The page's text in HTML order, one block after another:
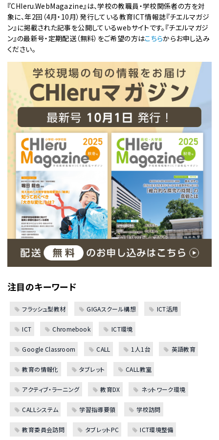
『CHIeru.WebMagazine』は、学校の教職員・学校関係者の方を対
象に、年2回（4月・10月）発行している教育ICT情報誌『チエルマガジ
ン』に掲載された記事を公開しているwebサイトです。『チエルマガジ
ン』の最新号・定期配送（無料）をご希望の方はこちらからお申し込み
ください。
注目のキーワード
フラッシュ型教材 GIGAスクール構想 ICT活用
ICT Chromebook ICT環境
Google Classroom CALL 1人1台 英語教育
教育の情報化 タブレット CALL教室
アクティブ・ラーニング 教育DX ネットワーク環境
CALLシステム 学習指導要領 学校訪問
教育委員会訪問 タブレットPC ICT環境整備